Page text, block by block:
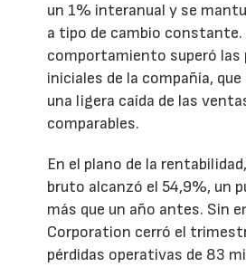
un 1% interanual y se
a tipo de cambio constante.
comportamiento superó las
iniciales de la compañía,
una ligera caída de las
comparables.
En el plano de la
bruto alcanzó el 54,9%, un
más que un año antes. Sin
Corporation cerró el
pérdidas operativas de 83